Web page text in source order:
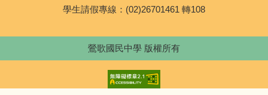
校務規章及辦法
升學進路相關連結
學生請假專線：(02)26701461 轉108
鶯歌國民中學 版權所有